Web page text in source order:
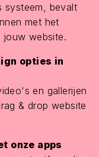
systeem, bevalt
met het
website.
opties in
en gallerijen
& drop website
onze apps